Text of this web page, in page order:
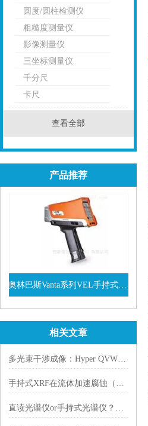
圆度/圆柱检测仪
粗糙度测量仪
影像测量仪
三坐标测量仪
千分尺
卡尺
查看全部
产品推荐
奥林巴斯Vanta系列VEL手持式XRF光谱仪
查看详情
相关文章
多光束干涉成像：Hyper QVWLI 影像测量仪三维测量核心原理
手持式XRF在流体加速腐蚀（FAC）中的应用
直读光谱仪or手持式光谱仪？这样选购就对